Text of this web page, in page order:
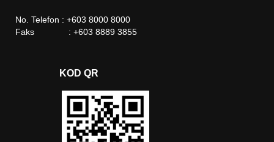
No. Telefon : +603 8000 8000
Faks : +603 8889 3855
KOD QR